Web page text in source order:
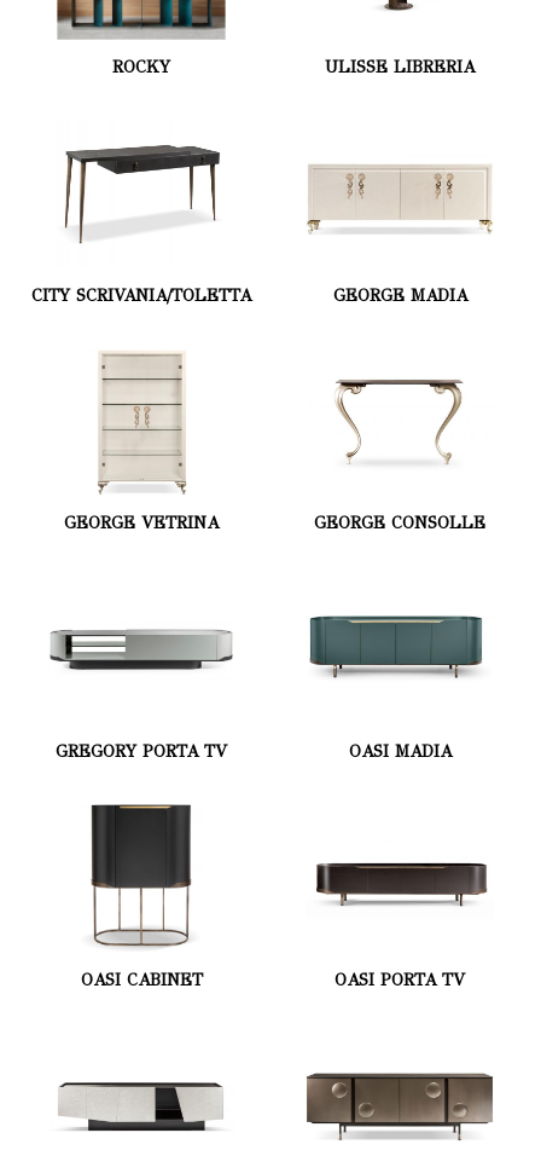
ROCKY ULISSE LIBRERIA
CITY SCRIVANIA/TOLETTA GEORGE MADIA
GEORGE VETRINA GEORGE CONSOLLE
GREGORY PORTA TV OASI MADIA
OASI CABINET OASI PORTA TV